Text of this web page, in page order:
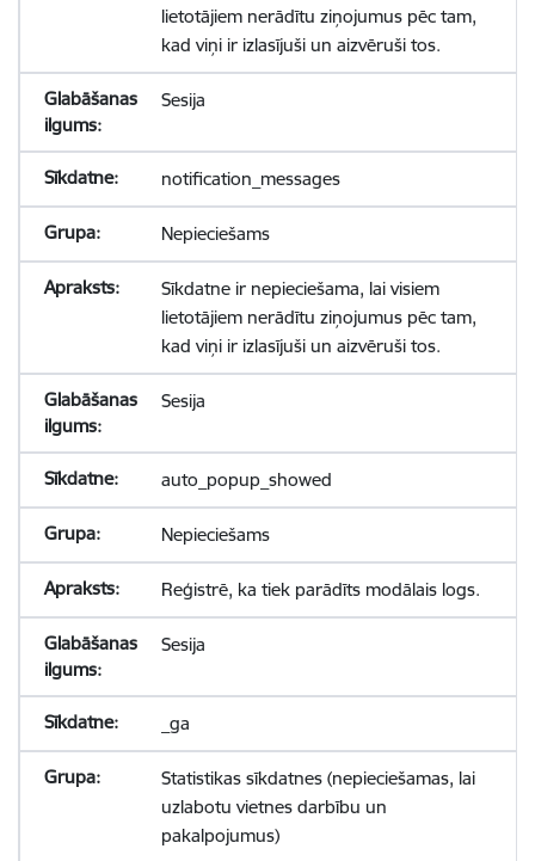
lietotājiem nerādītu ziņojumus pēc tam,
kad viņi ir izlasījuši un aizvēruši tos.
Sesija
notification_messages
Nepieciešams
Sīkdatne ir nepieciešama, lai visiem
lietotājiem nerādītu ziņojumus pēc tam,
kad viņi ir izlasījuši un aizvēruši tos.
Sesija
auto_popup_showed
Nepieciešams
Reģistrē, ka tiek parādīts modālais logs.
Sesija
_ga
Statistikas sīkdatnes (nepieciešamas, lai
uzlabotu vietnes darbību un
pakalpojumus)